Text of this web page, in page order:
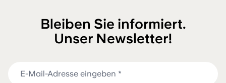
Bleiben Sie informiert.
Unser Newsletter!